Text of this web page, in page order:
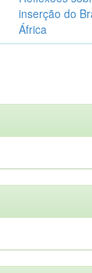
inserção do
África